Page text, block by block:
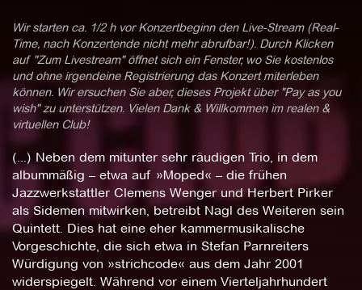
Wir starten ca. 1/2 h vor Konzertbeginn den Live-Stream (Real-
Time, nach Konzertende nicht mehr abrufbar!). Durch Klicken
auf "Zum Livestream" öffnet sich ein Fenster, wo Sie kostenlos
und ohne irgendeine Registrierung das Konzert miterleben
können. Wir ersuchen Sie aber, dieses Projekt über "Pay as you
wish" zu unterstützen. Vielen Dank & Willkommen im realen &
virtuellen Club!
(...) Neben dem mitunter sehr räudigen Trio, in dem
albummäßig – etwa auf »Moped« – die frühen
Jazzwerkstattler Clemens Wenger und Herbert Pirker
als Sidemen mitwirken, betreibt Nagl des Weiteren sein
Quintett. Dies hat eine eher kammermusikalische
Vorgeschichte, die sich etwa in Stefan Parnreiters
Würdigung von »strichcode« aus dem Jahr 2001
widerspiegelt. Während vor einem Vierteljahrhundert